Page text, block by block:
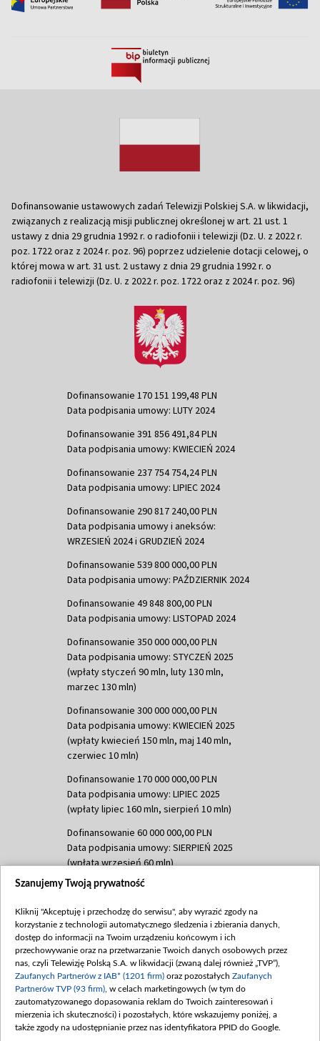
Dofinansowanie ustawowych zadań Telewizji Polskiej S.A. w likwidacji,
związanych z realizacją misji publicznej określonej w art. 21 ust. 1
ustawy z dnia 29 grudnia 1992 r. o radiofonii i telewizji (Dz. U. z 2022 r.
poz. 1722 oraz z 2024 r. poz. 96) poprzez udzielenie dotacji celowej, o
której mowa w art. 31 ust. 2 ustawy z dnia 29 grudnia 1992 r. o
radiofonii i telewizji (Dz. U. z 2022 r. poz. 1722 oraz z 2024 r. poz. 96)
Dofinansowanie 170 151 199,48 PLN
Data podpisania umowy: LUTY 2024
Dofinansowanie 391 856 491,84 PLN
Data podpisania umowy: KWIECIEŃ 2024
Dofinansowanie 237 754 754,24 PLN
Data podpisania umowy: LIPIEC 2024
Dofinansowanie 290 817 240,00 PLN
Data podpisania umowy i aneksów:
WRZESIEŃ 2024 i GRUDZIEŃ 2024
Dofinansowanie 539 800 000,00 PLN
Data podpisania umowy: PAŹDZIERNIK 2024
Dofinansowanie 49 848 800,00 PLN
Data podpisania umowy: LISTOPAD 2024
Dofinansowanie 350 000 000,00 PLN
Data podpisania umowy: STYCZEŃ 2025
(wpłaty styczeń 90 mln, luty 130 mln,
marzec 130 mln)
Dofinansowanie 300 000 000,00 PLN
Data podpisania umowy: KWIECIEŃ 2025
(wpłaty kwiecień 150 mln, maj 140 mln,
czerwiec 10 mln)
Dofinansowanie 170 000 000,00 PLN
Data podpisania umowy: LIPIEC 2025
(wpłaty lipiec 160 mln, sierpień 10 mln)
Dofinansowanie 60 000 000,00 PLN
Data podpisania umowy: SIERPIEŃ 2025
(wpłata wrzesień 60 mln)
Dofinansowanie 635 783 051,21 PLN
(wpłata wrzesień 100 mln, październik 350
mln, listopad 265 mln)
Dofinansowanie 48 862 000,00 PLN
Data podpisania umowy: GRUDZIEŃ 2025
(wpłata grudzień 60,548 mln)
Dofinansowanie 900 000 000,00 PLN
Data podpisania umowy: LUTY 2026 (wpłata
Szanujemy Twoją prywatność
Kliknij "Akceptuję i przechodzę do serwisu", aby wyrazić zgody na
korzystanie z technologii automatycznego śledzenia i zbierania danych,
dostęp do informacji na Twoim urządzeniu końcowym i ich
przechowywanie oraz na przetwarzanie Twoich danych osobowych przez
nas, czyli Telewizję Polską S.A. w likwidacji (zwaną dalej również „TVP”),
Zaufanych Partnerów z IAB* (1201 firm) oraz pozostałych Zaufanych
Partnerów TVP (93 firm) , w celach marketingowych (w tym do
zautomatyzowanego dopasowania reklam do Twoich zainteresowań i
mierzenia ich skuteczności) i pozostałych, które wskazujemy poniżej, a
także zgody na udostępnianie przez nas identyfikatora PPID do Google.